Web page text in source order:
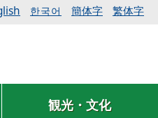
한국어 簡体字 繁体字
観光・文化